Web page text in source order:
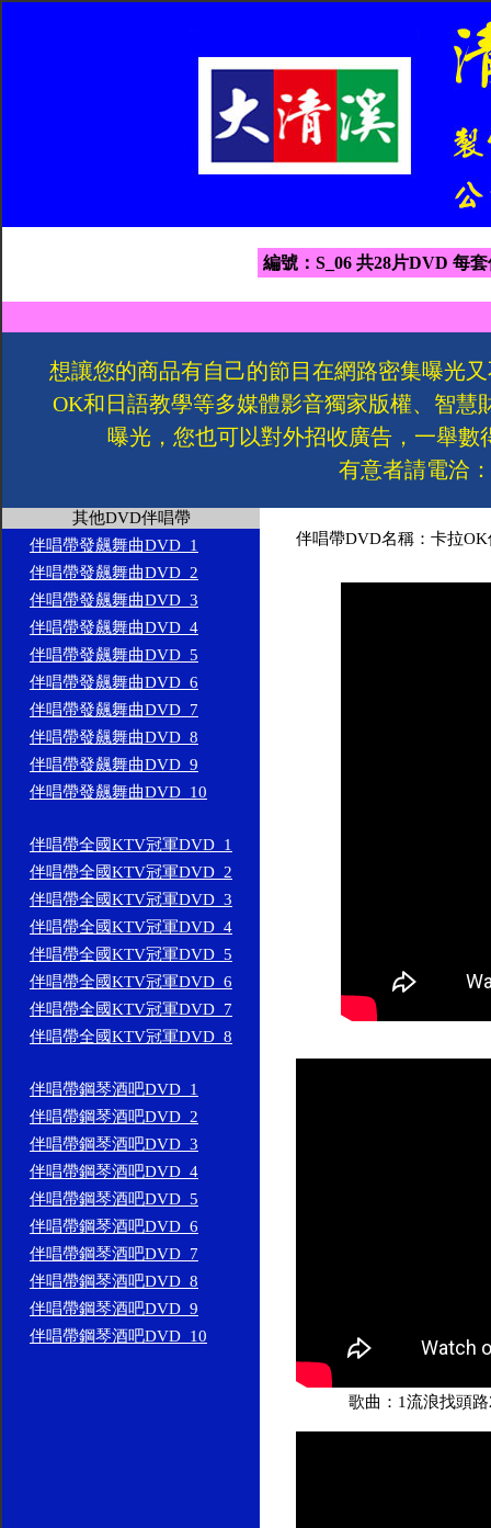
編號：S_06 共28片DVD 每
想讓您的商品有自己的節目在網路密集曝光
OK和日語教學等多媒體影音獨家版權、智
曝光，您也可以對外招收廣告，一舉
有意者請電洽
其他DVD伴唱帶
伴唱帶發飆舞曲DVD_1
伴唱帶發飆舞曲DVD_2
伴唱帶發飆舞曲DVD_3
伴唱帶發飆舞曲DVD_4
伴唱帶發飆舞曲DVD_5
伴唱帶發飆舞曲DVD_6
伴唱帶發飆舞曲DVD_7
伴唱帶發飆舞曲DVD_8
伴唱帶發飆舞曲DVD_9
伴唱帶發飆舞曲DVD_10
伴唱帶全國KTV冠軍DVD_1
伴唱帶全國KTV冠軍DVD_2
伴唱帶全國KTV冠軍DVD_3
伴唱帶全國KTV冠軍DVD_4
伴唱帶全國KTV冠軍DVD_5
伴唱帶全國KTV冠軍DVD_6
伴唱帶全國KTV冠軍DVD_7
伴唱帶全國KTV冠軍DVD_8
伴唱帶鋼琴酒吧DVD_1
伴唱帶鋼琴酒吧DVD_2
伴唱帶鋼琴酒吧DVD_3
伴唱帶鋼琴酒吧DVD_4
伴唱帶鋼琴酒吧DVD_5
伴唱帶鋼琴酒吧DVD_6
伴唱帶鋼琴酒吧DVD_7
伴唱帶鋼琴酒吧DVD_8
伴唱帶鋼琴酒吧DVD_9
伴唱帶鋼琴酒吧DVD_10
伴唱帶DVD名稱：卡拉
歌曲：1流浪找頭